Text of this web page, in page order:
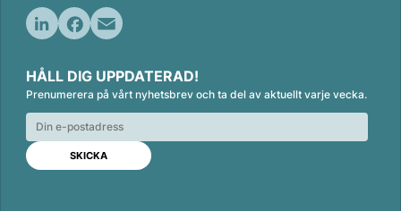
n
k
e
d
n
c
e
b
o
o
k
a
i
l
HÅLL DIG UPPDATERAD!
Prenumerera på vårt nyhetsbrev och ta del av aktuellt varje vecka.